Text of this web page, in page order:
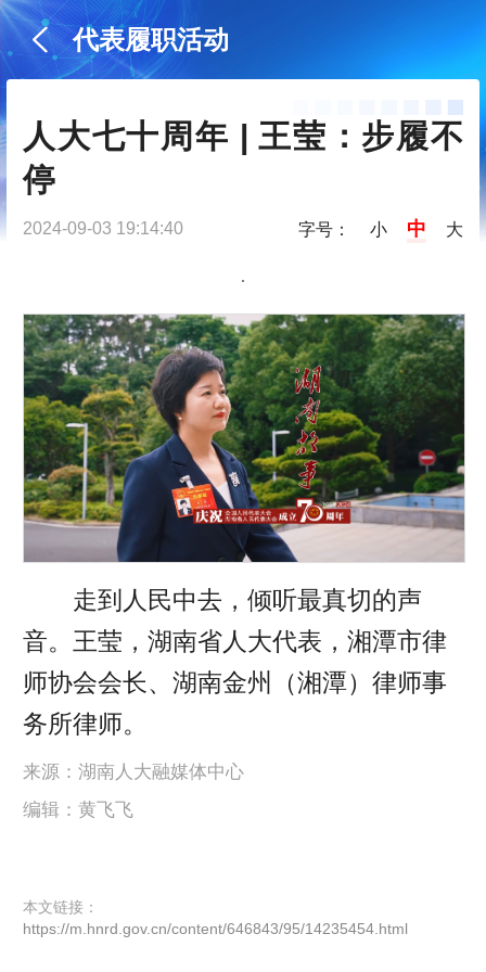
代表履职活动
人大七十周年 | 王莹：步履不
停
2024-09-03 19:14:40 字号： 小 中 大
走到人民中去，倾听最真切的声
音。王莹，湖南省人大代表，湘潭市律
师协会会长、湖南金州（湘潭）律师事
务所律师。
来源：湖南人大融媒体中心
编辑：黄飞飞
本文链接：
https://m.hnrd.gov.cn/content/646843/95/14235454.html